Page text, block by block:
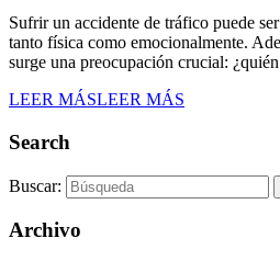
Sufrir un accidente de tráfico puede
tanto física como emocionalmente.
surge una preocupación crucial:
LEER MÁSLEER MÁS
Search
Buscar:
Archivo